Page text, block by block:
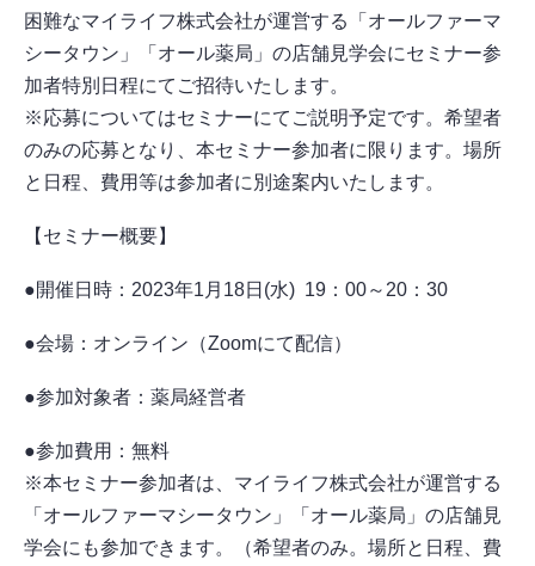
困難なマイライフ株式会社が運営する「オールファーマ
シータウン」「オール薬局」の店舗見学会にセミナー参
加者特別日程にてご招待いたします。
※応募についてはセミナーにてご説明予定です。希望者
のみの応募となり、本セミナー参加者に限ります。場所
と日程、費用等は参加者に別途案内いたします。
【セミナー概要】
●開催日時：2023年1月18日(水) 19：00～20：30
●会場：オンライン（Zoomにて配信）
●参加対象者：薬局経営者
●参加費用：無料
※本セミナー参加者は、マイライフ株式会社が運営する
「オールファーマシータウン」「オール薬局」の店舗見
学会にも参加できます。（希望者のみ。場所と日程、費